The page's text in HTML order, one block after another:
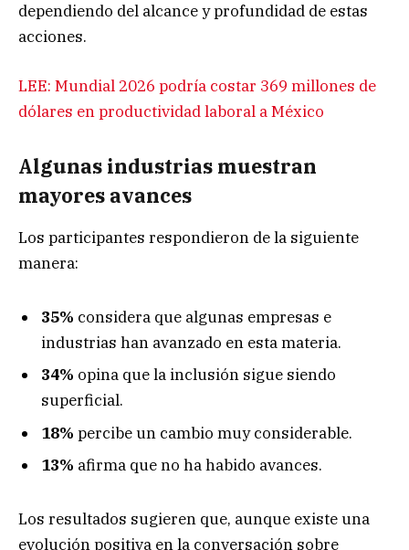
dependiendo del alcance y profundidad de estas
acciones.
LEE: Mundial 2026 podría costar 369 millones de
dólares en productividad laboral a México
Algunas industrias muestran
mayores avances
Los participantes respondieron de la siguiente
manera:
35% considera que algunas empresas e
industrias han avanzado en esta materia.
34% opina que la inclusión sigue siendo
superficial.
18% percibe un cambio muy considerable.
13% afirma que no ha habido avances.
Los resultados sugieren que, aunque existe una
evolución positiva en la conversación sobre